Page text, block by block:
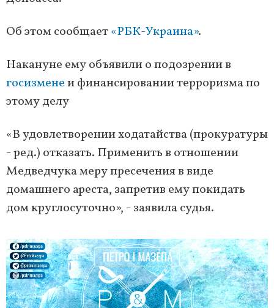
Об этом сообщает«РБК-Украина».
Накануне ему объявили о подозрении в
госизменеи финансировании терроризма по
этому делу
«В удовлетворении ходатайства (прокуратуры
- ред.) отказать. Применить в отношении
Медведчука меру пресечения в виде
домашнего ареста, запретив ему покидать
дом круглосуточно», - заявила судья.